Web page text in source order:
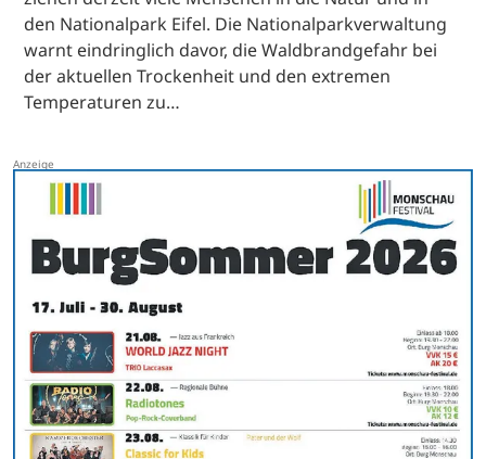
den Nationalpark Eifel. Die Nationalparkverwaltung
warnt eindringlich davor, die Waldbrandgefahr bei
der aktuellen Trockenheit und den extremen
Temperaturen zu…